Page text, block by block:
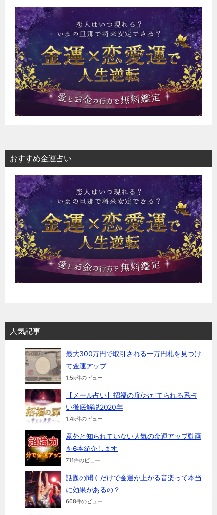
おすすめ金運占い
人気記事
最大300万円で取引される一万円札を見つけ
て金運アップ
1.5k件のビュー
【メール占い】招福の扉/おだてられる系占
い徹底解説2020年
1.4k件のビュー
意外と知られていない人気の金運アップ動画
を6本紹介します
711件のビュー
話題の聞くだけで金運が上がる音楽って本当
に効果があるの？
668件のビュー